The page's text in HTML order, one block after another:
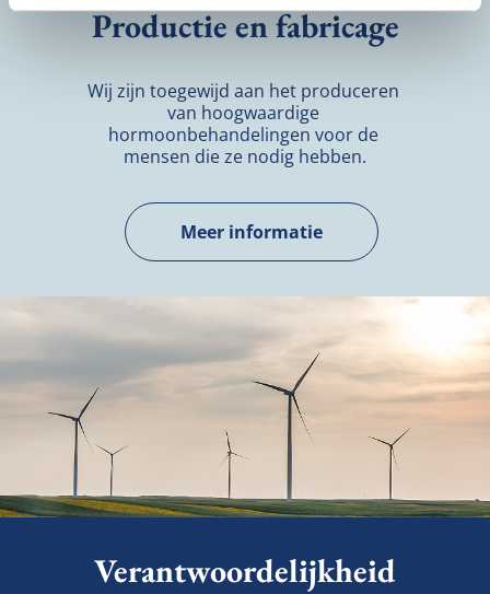
Productie en fabricage
Wij zijn toegewijd aan het produceren
van hoogwaardige
hormoonbehandelingen voor de
mensen die ze nodig hebben.
Meer informatie
Verantwoordelijkheid